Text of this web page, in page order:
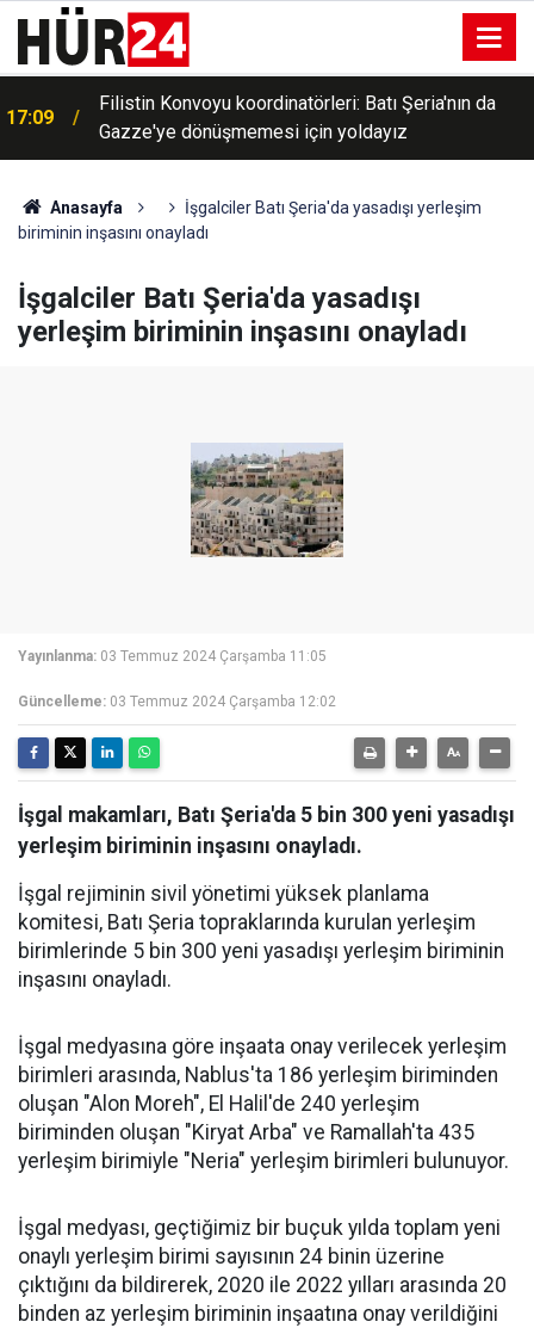
17:09
Filistin Konvoyu koordinatörleri: Batı Şeria'nın da
Gazze'ye dönüşmemesi için yoldayız
Anasayfa
İşgalciler Batı Şeria'da yasadışı yerleşim
biriminin inşasını onayladı
İşgalciler Batı Şeria'da yasadışı
yerleşim biriminin inşasını onayladı
Yayınlanma: 03 Temmuz 2024 Çarşamba 11:05
Güncelleme: 03 Temmuz 2024 Çarşamba 12:02
İşgal makamları, Batı Şeria'da 5 bin 300 yeni yasadışı
yerleşim biriminin inşasını onayladı.
İşgal rejiminin sivil yönetimi yüksek planlama
komitesi, Batı Şeria topraklarında kurulan yerleşim
birimlerinde 5 bin 300 yeni yasadışı yerleşim biriminin
inşasını onayladı.
İşgal medyasına göre inşaata onay verilecek yerleşim
birimleri arasında, Nablus'ta 186 yerleşim biriminden
oluşan "Alon Moreh", El Halil'de 240 yerleşim
biriminden oluşan "Kiryat Arba" ve Ramallah'ta 435
yerleşim birimiyle "Neria" yerleşim birimleri bulunuyor.
İşgal medyası, geçtiğimiz bir buçuk yılda toplam yeni
onaylı yerleşim birimi sayısının 24 binin üzerine
çıktığını da bildirerek, 2020 ile 2022 yılları arasında 20
binden az yerleşim biriminin inşaatına onay verildiğini